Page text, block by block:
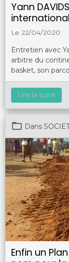
Yann
Le 22/04/2020
Entretien avec
arbitre du
basket, son
Lire la suite
Dans
Enfin un